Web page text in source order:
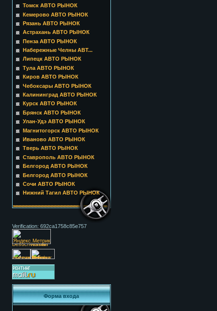
Томск АВТО РЫНОК
Кемерово АВТО РЫНОК
Рязань АВТО РЫНОК
Астрахань АВТО РЫНОК
Пенза АВТО РЫНОК
Набережные Челны АВТ...
Липецк АВТО РЫНОК
Тула АВТО РЫНОК
Киров АВТО РЫНОК
Чебоксары АВТО РЫНОК
Калининград АВТО РЫНОК
Курск АВТО РЫНОК
Брянск АВТО РЫНОК
Улан-Удэ АВТО РЫНОК
Магнитогорск АВТО РЫНОК
Иваново АВТО РЫНОК
Тверь АВТО РЫНОК
Ставрополь АВТО РЫНОК
Белгород АВТО РЫНОК
Белгород АВТО РЫНОК
Сочи АВТО РЫНОК
Нижний Тагил АВТО РЫНОК
Verification: 692ca1758c85e757
Форма входа